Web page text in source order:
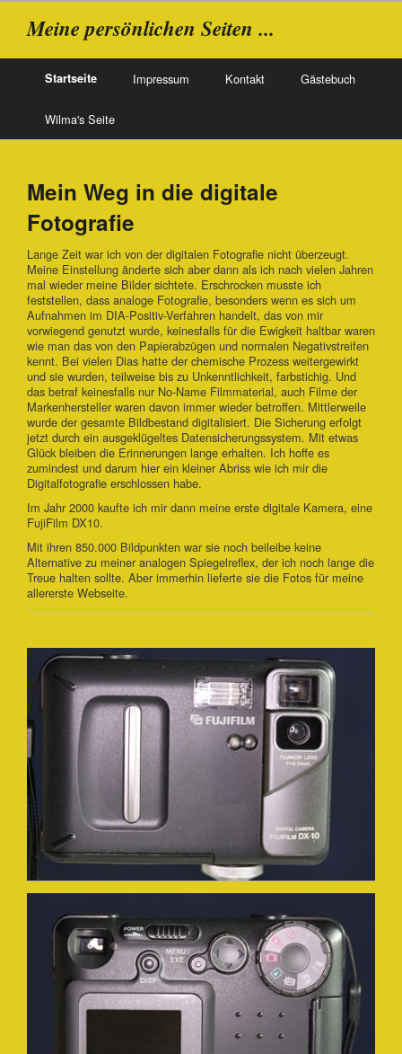
Meine persönlichen Seiten ...
Startseite Impressum Kontakt Gästebuch
Wilma's Seite
Mein Weg in die digitale
Fotografie
Lange Zeit war ich von der digitalen Fotografie nicht überzeugt.
Meine Einstellung änderte sich aber dann als ich nach vielen Jahren
mal wieder meine Bilder sichtete. Erschrocken musste ich
feststellen, dass analoge Fotografie, besonders wenn es sich um
Aufnahmen im DIA-Positiv-Verfahren handelt, das von mir
vorwiegend genutzt wurde, keinesfalls für die Ewigkeit haltbar waren
wie man das von den Papierabzügen und normalen Negativstreifen
kennt. Bei vielen Dias hatte der chemische Prozess weitergewirkt
und sie wurden, teilweise bis zu Unkenntlichkeit, farbstichig. Und
das betraf keinesfalls nur No-Name Filmmaterial, auch Filme der
Markenhersteller waren davon immer wieder betroffen. Mittlerweile
wurde der gesamte Bildbestand digitalisiert. Die Sicherung erfolgt
jetzt durch ein ausgeklügeltes Datensicherungssystem. Mit etwas
Glück bleiben die Erinnerungen lange erhalten. Ich hoffe es
zumindest und darum hier ein kleiner Abriss wie ich mir die
Digitalfotografie erschlossen habe.
Im Jahr 2000 kaufte ich mir dann meine erste digitale Kamera, eine
FujiFilm DX10.
Mit ihren 850.000 Bildpunkten war sie noch beileibe keine
Alternative zu meiner analogen Spiegelreflex, der ich noch lange die
Treue halten sollte. Aber immerhin lieferte sie die Fotos für meine
allererste Webseite.